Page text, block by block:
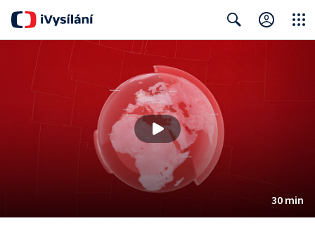
30 min